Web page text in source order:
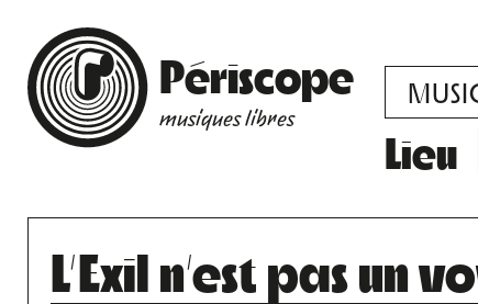
Périscope
musiques libres
Lieu
L’Exil n’est pas un